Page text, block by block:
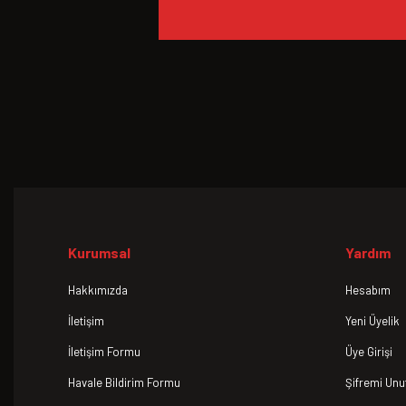
Kurumsal
Hakkımızda
İletişim
İletişim Formu
Havale Bildirim Formu
Yardım
Hesabım
Yeni Üyelik
Üye Girişi
Şifremi